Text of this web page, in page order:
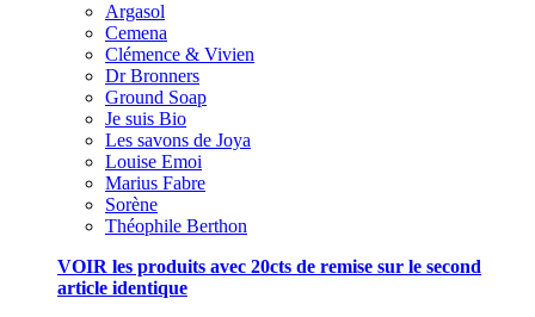
Argasol
Cemena
Clémence & Vivien
Dr Bronners
Ground Soap
Je suis Bio
Les savons de Joya
Louise Emoi
Marius Fabre
Sorène
Théophile Berthon
VOIR les produits avec 20cts de remise sur le second
article identique